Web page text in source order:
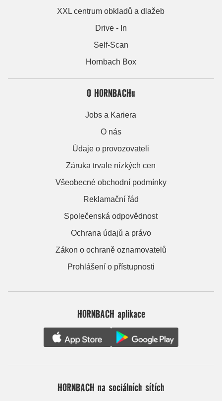
XXL centrum obkladů a dlažeb
Drive - In
Self-Scan
Hornbach Box
O HORNBACHu
Jobs a Kariera
O nás
Údaje o provozovateli
Záruka trvale nízkých cen
Všeobecné obchodní podmínky
Reklamační řád
Společenská odpovědnost
Ochrana údajů a právo
Zákon o ochraně oznamovatelů
Prohlášení o přístupnosti
HORNBACH aplikace
HORNBACH na sociálních sítích